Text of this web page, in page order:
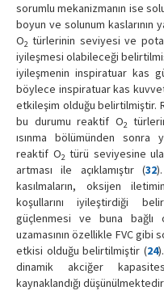
sorumlu mekanizmanın ise
boyun ve solunum kaslarının
O2 türlerinin seviyesi ve
iyileşmesi olabileceği
iyileşmenin inspiratuar kas
böylece inspiratuar kas
etkileşim olduğu belirtilmiştir.
bu durumu reaktif O2
ısınma bölümünden sonra
reaktif O2 türü seviyesine
artması ile açıklamıştır (32
kasılmaların, oksijen
koşullarını iyileştirdiği
güçlenmesi ve buna bağlı
uzamasının özellikle FVC
etkisi olduğu belirtilmiştir (24
dinamik akciğer
kaynaklandığı